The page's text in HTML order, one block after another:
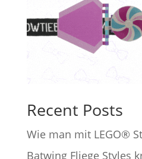
Recent Posts
Wie man mit LEGO®
Batwing Fliege Styles